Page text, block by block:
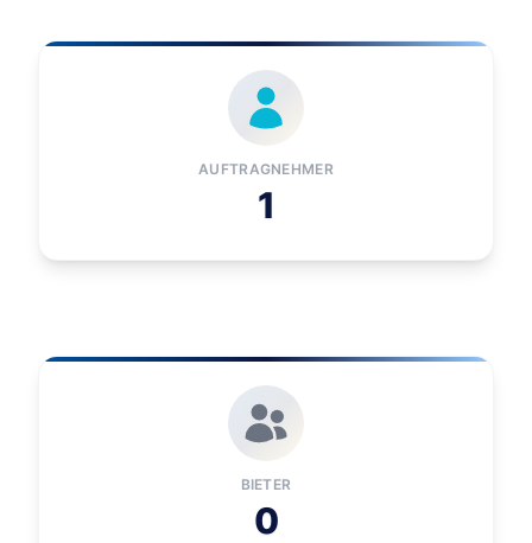
AUFTRAGNEHMER
1
BIETER
0